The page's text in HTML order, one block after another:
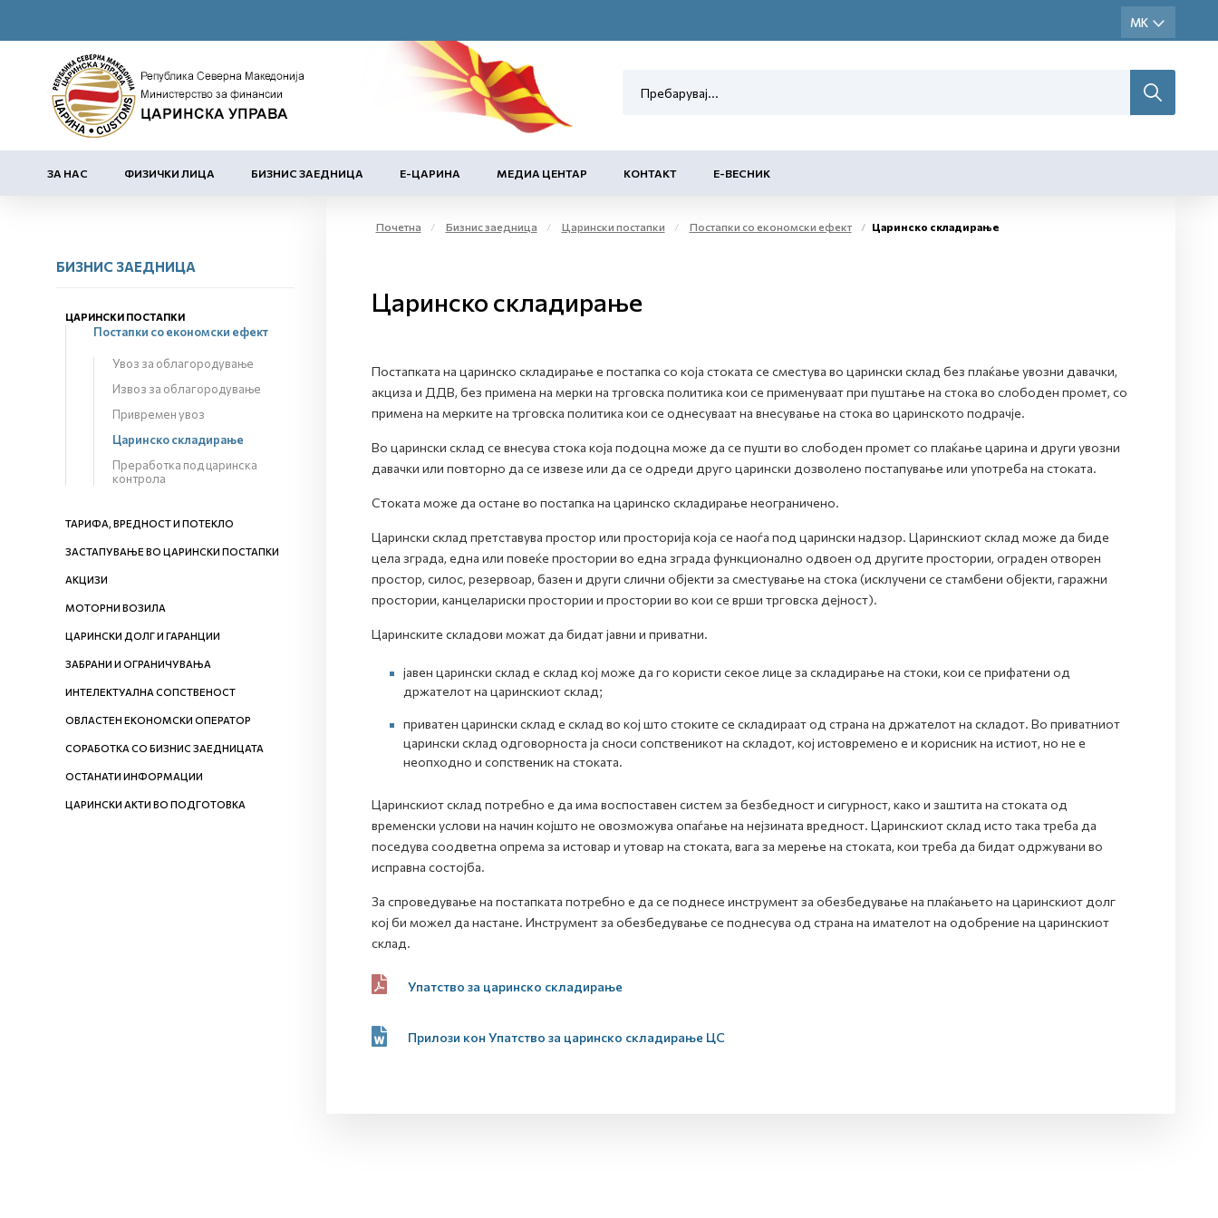
ЗА НАС ФИЗИЧКИ ЛИЦА БИЗНИС ЗАЕДНИЦА Е-ЦАРИНА МЕДИА ЦЕНТАР КОНТАКТ Е-ВЕСНИК
БИЗНИС ЗАЕДНИЦА
ЦАРИНСКИ ПОСТАПКИ
Постапки со економски ефект
Увоз за облагородување
Извоз за облагородување
Привремен увоз
Царинско складирање
Преработка под царинска
контрола
ТАРИФА, ВРЕДНОСТ И ПОТЕКЛО
ЗАСТАПУВАЊЕ ВО ЦАРИНСКИ ПОСТАПКИ
АКЦИЗИ
МОТОРНИ ВОЗИЛА
ЦАРИНСКИ ДОЛГ И ГАРАНЦИИ
ЗАБРАНИ И ОГРАНИЧУВАЊА
ИНТЕЛЕКТУАЛНА СОПСТВЕНОСТ
ОВЛАСТЕН ЕКОНОМСКИ ОПЕРАТОР
СОРАБОТКА СО БИЗНИС ЗАЕДНИЦАТА
ОСТАНАТИ ИНФОРМАЦИИ
ЦАРИНСКИ АКТИ ВО ПОДГОТОВКА
Почетна Бизнис заедница Царински постапки Постапки со економски ефект Царинско складирање
Царинско складирање
Постапката на царинско складирање е постапка со која стоката се сместува во царински склад без плаќање увозни давачки,
акциза и ДДВ, без примена на мерки на трговска политика кои се применуваат при пуштање на стока во слободен промет, со
примена на мерките на трговска политика кои се однесуваат на внесување на стока во царинското подрачје.
Во царински склад се внесува стока која подоцна може да се пушти во слободен промет со плаќање царина и други увозни
давачки или повторно да се извезе или да се одреди друго царински дозволено постапување или употреба на стоката.
Стоката може да остане во постапка на царинско складирање неограничено.
Царински склад претставува простор или просторија која се наоѓа под царински надзор. Царинскиот склад може да биде
цела зграда, една или повеќе простории во една зграда функционално одвоен од другите простории, ограден отворен
простор, силос, резервоар, базен и други слични објекти за сместување на стока (исклучени се стамбени објекти, гаражни
простории, канцелариски простории и простории во кои се врши трговска дејност).
Царинските складови можат да бидат јавни и приватни.
јавен царински склад е склад кој може да го користи секое лице за складирање на стоки, кои се прифатени од
држателот на царинскиот склад;
приватен царински склад е склад во кој што стоките се складираат од страна на држателот на складот. Во приватниот
царински склад одговорноста ја сноси сопственикот на складот, кој истовремено е и корисник на истиот, но не е
неопходно и сопственик на стоката.
Царинскиот склад потребно е да има воспоставен систем за безбедност и сигурност, како и заштита на стоката од
временски услови на начин којшто не овозможува опаѓање на нејзината вредност. Царинскиот склад исто така треба да
поседува соодветна опрема за истовар и утовар на стоката, вага за мерење на стоката, кои треба да бидат одржувани во
исправна состојба.
За спроведување на постапката потребно е да се поднесе инструмент за обезбедување на плаќањето на царинскиот долг
кој би можел да настане. Инструмент за обезбедување се поднесува од страна на имателот на одобрение на царинскиот
склад.
Упатство за царинско складирање
Прилози кон Упатство за царинско складирање ЦС